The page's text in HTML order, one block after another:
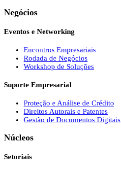
Negócios
Eventos e Networking
Encontros Empresariais
Rodada de Negócios
Workshop de Soluções
Suporte Empresarial
Proteção e Análise de Crédito
Direitos Autorais e Patentes
Gestão de Documentos Digitais
Núcleos
Setoriais